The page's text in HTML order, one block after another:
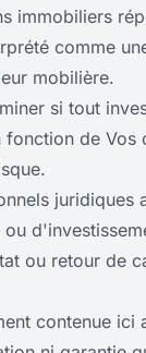
immobiliers
comme
mobilière.
si tout
de
ou retour de
contenue